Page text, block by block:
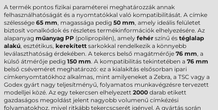
A termék pontos fizikai paraméterei meghatározzák annak
felhasználhatóságát és a nyomtatókkal való kompatibilitását. A címke
szélessége 65 mm, magassága pedig 50 mm, amely ideális felületet
biztosít vonalkódok és részletes termékinformációk elhelyezésére. Az
alapanyag műanyag PP (polipropilén), amely fehér színű és téglalap
alakú, esztétikus, kerekített sarkokkal rendelkezik a könnyebb
leválaszthatóság érdekében. A tekercs belső magátmérője 76 mm, a
külső átmérője pedig 150 mm. A kompatibilitás tekintetében a 76 mm
belső cséveméret meghatározó: ez a kialakítás elsősorban ipari
címkenyomtatókhoz alkalmas, mint amilyeneket a Zebra, a TSC vagy a
Godex gyárt nagy teljesítményű, folyamatos munkavégzésre tervezett
modelljei közé. Az egy tekercsen elhelyezett 2000 darab etikett
gazdaságos megoldást jelent nagyobb volumenű címkézési
folyamatokhoz, mivel ritkább tekercscserét igényel. A gyártás során